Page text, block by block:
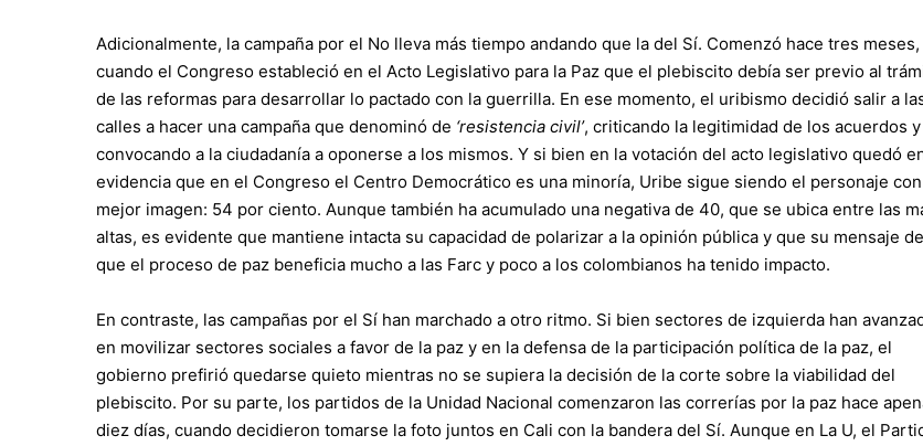
Adicionalmente, la campaña por el No lleva más tiempo andando que la del Sí. Comenzó hace tres meses,
cuando el Congreso estableció en el Acto Legislativo para la Paz que el plebiscito debía ser previo al
de las reformas para desarrollar lo pactado con la guerrilla. En ese momento, el uribismo decidió salir a
calles a hacer una campaña que denominó de ‘resistencia civil’, criticando la legitimidad de los acuerdos y
convocando a la ciudadanía a oponerse a los mismos. Y si bien en la votación del acto legislativo quedó
evidencia que en el Congreso el Centro Democrático es una minoría, Uribe sigue siendo el personaje
mejor imagen: 54 por ciento. Aunque también ha acumulado una negativa de 40, que se ubica entre las
altas, es evidente que mantiene intacta su capacidad de polarizar a la opinión pública y que su mensaje de
que el proceso de paz beneficia mucho a las Farc y poco a los colombianos ha tenido impacto.
En contraste, las campañas por el Sí han marchado a otro ritmo. Si bien sectores de izquierda han
en movilizar sectores sociales a favor de la paz y en la defensa de la participación política de la paz, el
gobierno prefirió quedarse quieto mientras no se supiera la decisión de la corte sobre la viabilidad del
plebiscito. Por su parte, los partidos de la Unidad Nacional comenzaron las correrías por la paz hace
diez días, cuando decidieron tomarse la foto juntos en Cali con la bandera del Sí. Aunque en La U, el